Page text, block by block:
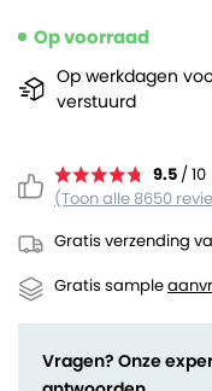
9.5 / 10
(Toon alle 8650
Gratis verzending
Gratis sample
Op voorraad
Op werkdagen
verstuurd
Vragen? Onze